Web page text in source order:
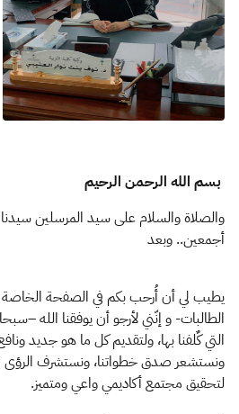
بسم الله الرحمن الرحيم
والصلاة والسلام على سيد المرسلين
أجمعين.. وبعد
يطيب لي أن أُرحب بكم في الصفحة الخاصة
الطالبات- و إنّني لأرجو أن يوفقنا الله
التي كٌلفنا بها، ولتقديم كل ما هو جديد
ونستشعر صدق خطواتنا، ونستشرف الرؤى
لتحقيق مجتمع أكاديمي واعي ومتميز.